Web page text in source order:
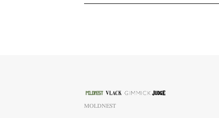
MOLDNEST